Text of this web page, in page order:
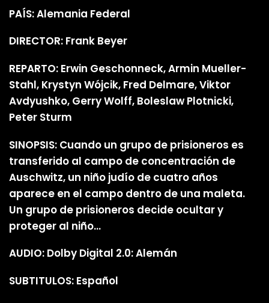
PAÍS: Alemania Federal
DIRECTOR: Frank Beyer
REPARTO: Erwin Geschonneck, Armin Mueller-
Stahl, Krystyn Wójcik, Fred Delmare, Viktor
Avdyushko, Gerry Wolff, Boleslaw Plotnicki,
Peter Sturm
SINOPSIS: Cuando un grupo de prisioneros es
transferido al campo de concentración de
Auschwitz, un niño judío de cuatro años
aparece en el campo dentro de una maleta.
Un grupo de prisioneros decide ocultar y
proteger al niño…
AUDIO: Dolby Digital 2.0: Alemán
SUBTITULOS: Español